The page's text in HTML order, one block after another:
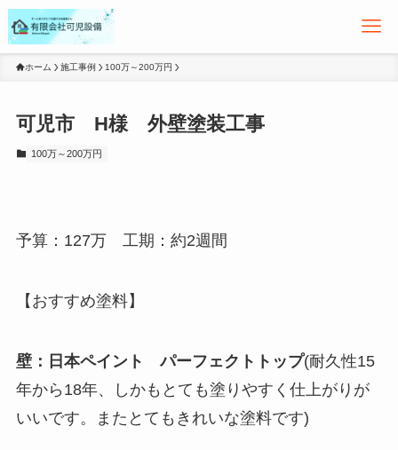
ホーム 施工事例 100万～200万円
可児市 H様 外壁塗装工事
100万～200万円
予算：127万 工期：約2週間
【おすすめ塗料】
壁：日本ペイント パーフェクトトップ(耐久性15
年から18年、しかもとても塗りやすく仕上がりが
いいです。またとてもきれいな塗料です)